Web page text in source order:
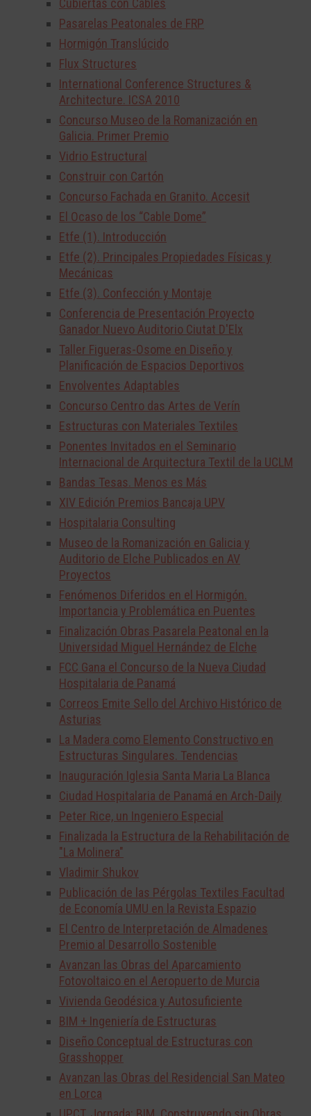
Cubiertas con Cables
Pasarelas Peatonales de FRP
Hormigón Translúcido
Flux Structures
International Conference Structures &
Architecture. ICSA 2010
Concurso Museo de la Romanización en
Galicia. Primer Premio
Vidrio Estructural
Construir con Cartón
Concurso Fachada en Granito. Accesit
El Ocaso de los “Cable Dome”
Etfe (1). Introducción
Etfe (2). Principales Propiedades Físicas y
Mecánicas
Etfe (3). Confección y Montaje
Conferencia de Presentación Proyecto
Ganador Nuevo Auditorio Ciutat D'Elx
Taller Figueras-Osome en Diseño y
Planificación de Espacios Deportivos
Envolventes Adaptables
Concurso Centro das Artes de Verín
Estructuras con Materiales Textiles
Ponentes Invitados en el Seminario
Internacional de Arquitectura Textil de la UCLM
Bandas Tesas. Menos es Más
XIV Edición Premios Bancaja UPV
Hospitalaria Consulting
Museo de la Romanización en Galicia y
Auditorio de Elche Publicados en AV
Proyectos
Fenómenos Diferidos en el Hormigón.
Importancia y Problemática en Puentes
Finalización Obras Pasarela Peatonal en la
Universidad Miguel Hernández de Elche
FCC Gana el Concurso de la Nueva Ciudad
Hospitalaria de Panamá
Correos Emite Sello del Archivo Histórico de
Asturias
La Madera como Elemento Constructivo en
Estructuras Singulares. Tendencias
Inauguración Iglesia Santa Maria La Blanca
Ciudad Hospitalaria de Panamá en Arch-Daily
Peter Rice, un Ingeniero Especial
Finalizada la Estructura de la Rehabilitación de
"La Molinera"
Vladimir Shukov
Publicación de las Pérgolas Textiles Facultad
de Economía UMU en la Revista Espazio
El Centro de Interpretación de Almadenes
Premio al Desarrollo Sostenible
Avanzan las Obras del Aparcamiento
Fotovoltaico en el Aeropuerto de Murcia
Vivienda Geodésica y Autosuficiente
BIM + Ingeniería de Estructuras
Diseño Conceptual de Estructuras con
Grasshopper
Avanzan las Obras del Residencial San Mateo
en Lorca